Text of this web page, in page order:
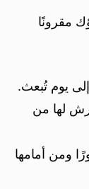
مقرونًا
يوم تُبعث.
لها من
ومن أمامها